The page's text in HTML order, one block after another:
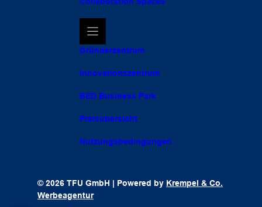
Gründerzentrum
Innovationszentrum
BED Business Park
Preisübersicht
Nutzungsbedingungen
© 2026 TFU GmbH | Powered by Krempel & Co.
Werbeagentur